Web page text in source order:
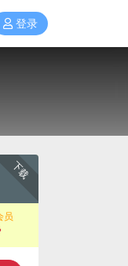
登录
下载
员